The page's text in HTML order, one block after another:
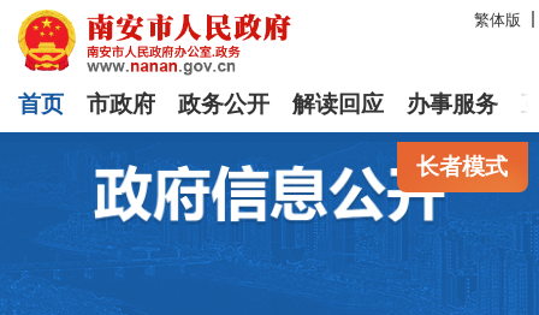
繁体版
首页 市政府 政务公开 解读回应 办事服务
长者模式